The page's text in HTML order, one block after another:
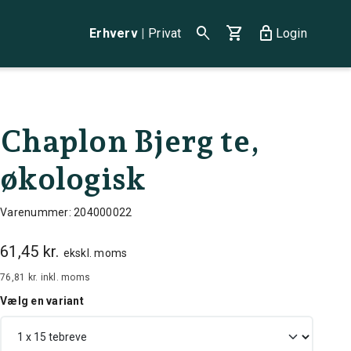
Erhverv | Privat search shopping_cart lock Login
Chaplon Bjerg te,
økologisk
Varenummer: 204000022
61,45 kr. ekskl. moms
76,81 kr. inkl. moms
Vælg en variant